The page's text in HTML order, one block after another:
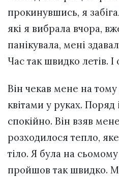
прокинувшись, я
які я вибрала вчора,
панікувала, мені
Час так швидко летів. І
Він чекав мене на тому
квітами у руках. Поряд
спокійно. Він взяв
розходилося тепло,
тіло. Я була на
пройшов так швидко.